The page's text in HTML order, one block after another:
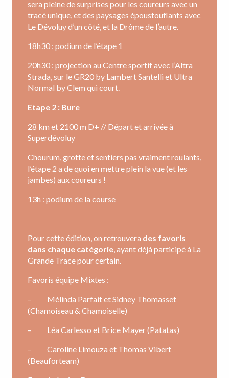
sera pleine de surprises pour les coureurs avec un
tracé unique, et des paysages époustouflants avec
Le Dévoluy d’un côté, et la Drôme de l’autre.
18h30 : podium de l’étape 1
20h30 : projection au Centre sportif avec l’Altra
Strada, sur le GR20 by Lambert Santelli et Ultra
Normal by Clem qui court.
Etape 2 : Bure
28 km et 2100 m D+ // Départ et arrivée à
Superdévoluy
Chourum, grotte et sentiers pas vraiment roulants,
l’étape 2 a de quoi en mettre plein la vue (et les
jambes) aux coureurs !
13h : podium de la course
Pour cette édition, on retrouvera des favoris
dans chaque catégorie, ayant déjà participé à La
Grande Trace pour certain.
Favoris équipe Mixtes :
– Mélinda Parfait et Sidney Thomasset
(Chamoiseau & Chamoiselle)
– Léa Carlesso et Brice Mayer (Patatas)
– Caroline Limouza et Thomas Vibert
(Beauforteam)